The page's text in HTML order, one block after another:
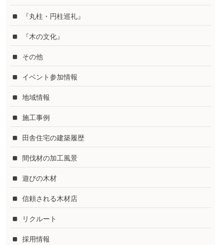
『丸柱・円柱巡礼』
『木の文化』
その他
イベント参加情報
地域情報
施工事例
田舎住宅の建築履歴
間伐材の加工風景
遊びの木材
信頼される木材店
リクルート
採用情報